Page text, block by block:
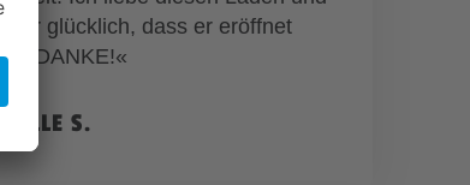
sehr glücklich, dass er eröffnet
DANKE!«
S.